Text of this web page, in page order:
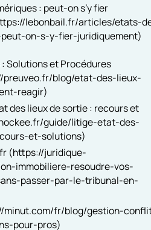
: peut-on s’y fier
lebonbail.fr/articles/etats-
on-s-y-fier-juridiquement)
Solutions et Procédures
preuveo.fr/blog/etat-des-lieux-
reagir)
des lieux de sortie : recours et
guide/litige-etat-des-
et-solutions)
(https://juridique-
immobiliere-resoudre-vos-
passer-par-le-tribunal-en-
minut.com/fr/blog/gestion-
pour-pros)